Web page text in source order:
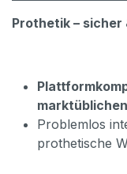
Prothetik – sicher
Problemlos
prothetische